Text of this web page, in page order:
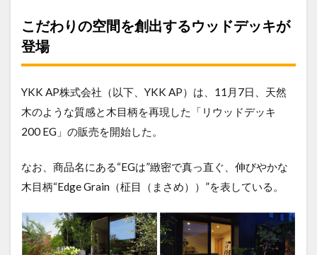
こだわりの空間を創出するウッドデッキが
登場
YKK AP株式会社（以下、YKK AP）は、11月7日、天然
木のような質感と木目柄を再現した「リウッドデッキ
200 EG」の販売を開始した。
なお、商品名にある“EGは”緻密で真っ直ぐ、伸びやかな
木目柄“Edge Grain（柾目（まさめ））”を表している。